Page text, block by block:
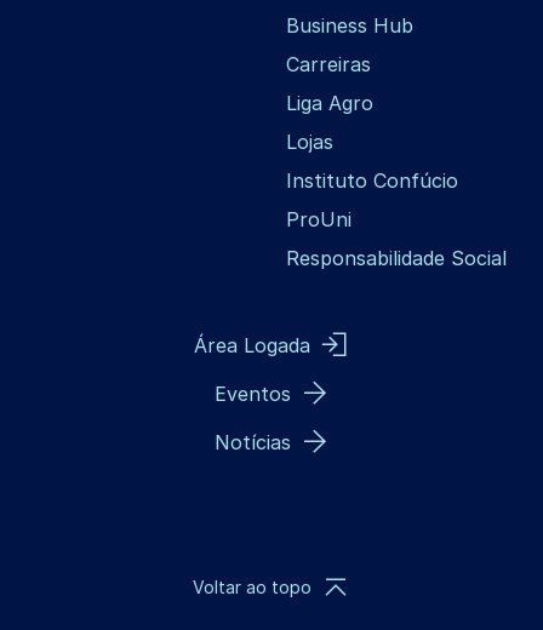
Business Hub
Carreiras
Liga Agro
Lojas
Instituto Confúcio
ProUni
Responsabilidade Social
Área Logada
Eventos
Notícias
Voltar ao topo